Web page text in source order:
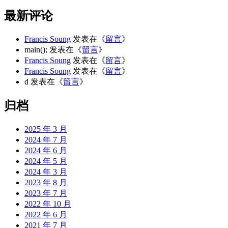
最新评论
Francis Soung 发表在《留言》
main(); 发表在《留言》
Francis Soung 发表在《留言》
Francis Soung 发表在《留言》
d 发表在《留言》
归档
2025 年 3 月
2024 年 7 月
2024 年 6 月
2024 年 5 月
2024 年 3 月
2023 年 8 月
2023 年 7 月
2022 年 10 月
2022 年 6 月
2021 年 7 月